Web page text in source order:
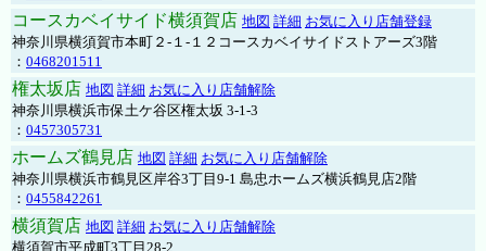
コースカベイサイド横須賀店 地図 詳細 お気に入り店舗登録
神奈川県横須賀市本町２-１-１２コースカベイサイドストアーズ3階
： 0468201511
権太坂店 地図 詳細 お気に入り店舗解除
神奈川県横浜市保土ケ谷区権太坂 3-1-3
： 0457305731
ホームズ鶴見店 地図 詳細 お気に入り店舗解除
神奈川県横浜市鶴見区岸谷3丁目9-1 島忠ホームズ横浜鶴見店2階
： 0455842261
横須賀店 地図 詳細 お気に入り店舗解除
横須賀市平成町3丁目28-2